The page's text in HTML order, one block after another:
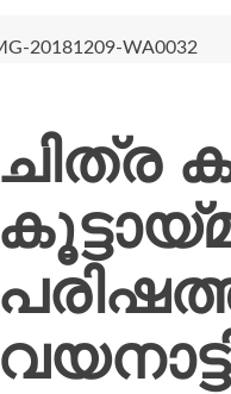
ഋതുക്കളെ
ശേഷിപ്പായി
ചുമടുതാങ്ങി
ചിത്ര